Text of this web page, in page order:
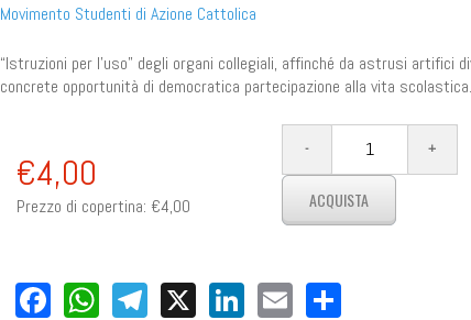
Movimento Studenti di Azione Cattolica
“Istruzioni per l’uso” degli organi collegiali, affinché da astrusi artifici
concrete opportunità di democratica partecipazione alla vita scolastica.
€4,00
Prezzo di copertina: €4,00
Facebook
WhatsApp
Telegram
X LinkedIn
EmailShare